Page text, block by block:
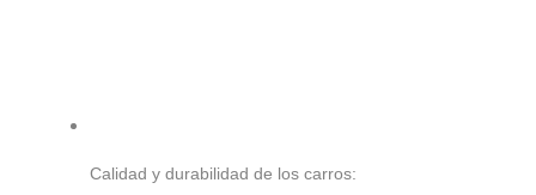
Calidad y durabilidad de los carros: